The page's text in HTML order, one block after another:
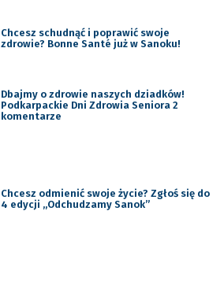
Chcesz schudnąć i poprawić swoje
zdrowie? Bonne Santé już w Sanoku!
Dbajmy o zdrowie naszych dziadków!
Podkarpackie Dni Zdrowia Seniora 2
komentarze
Chcesz odmienić swoje życie? Zgłoś się do
4 edycji „Odchudzamy Sanok”